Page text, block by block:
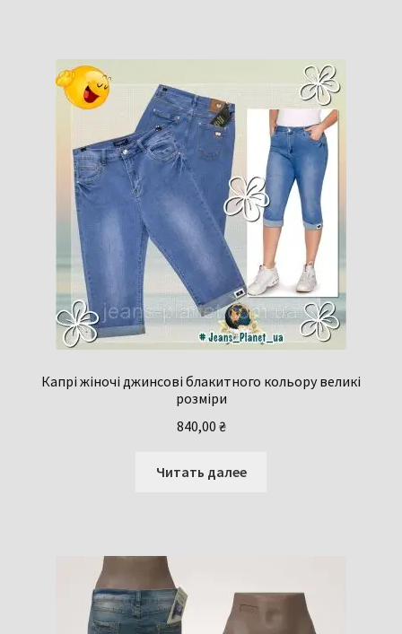
Капрі жіночі джинсові блакитного кольору великі
розміри
840,00 ₴
Читать далее